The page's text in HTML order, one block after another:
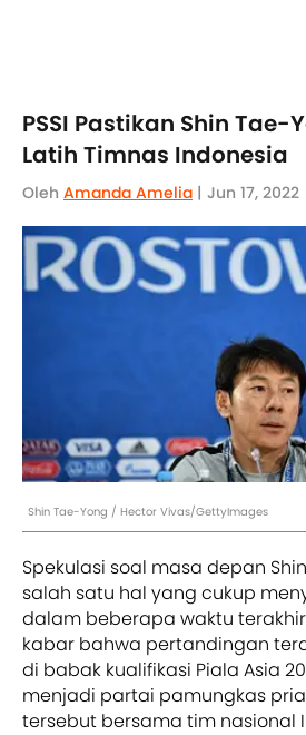
PSSI Pastikan Shin Tae-
Latih Timnas Indonesia
Oleh Amanda Amelia | Jun 17, 2022
Shin Tae-Yong / Hector Vivas/GettyImages
Spekulasi soal masa depan
salah satu hal yang cukup
dalam beberapa waktu
kabar bahwa pertandingan
di babak kualifikasi Piala Asia
menjadi partai pamungkas
tersebut bersama tim nasional